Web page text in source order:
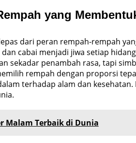
yang
dari peran rempah-rempah
cabai menjadi jiwa setiap
sekadar penambah rasa, tapi
rempah dengan proporsi
terhadap alam dan kesehatan.
Malam Terbaik di Dunia